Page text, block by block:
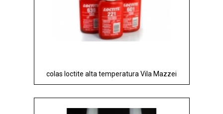
colas loctite alta temperatura Vila Mazzei